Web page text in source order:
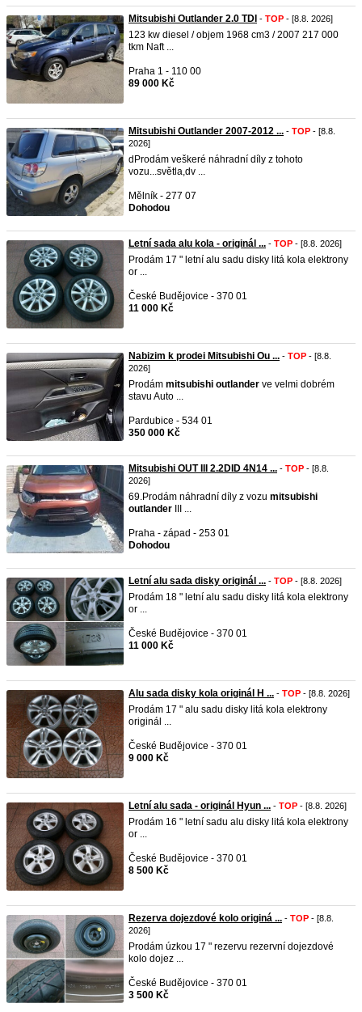
Mitsubishi Outlander 2.0 TDI - TOP - [8.8. 2026]
123 kw diesel / objem 1968 cm3 / 2007 217 000
tkm Naft ...
Praha 1 - 110 00
89 000 Kč
Mitsubishi Outlander 2007-2012 ... - TOP - [8.8.
2026]
dProdám veškeré náhradní díly z tohoto
vozu...světla,dv ...
Mělník - 277 07
Dohodou
Letní sada alu kola - originál ... - TOP - [8.8. 2026]
Prodám 17 " letní alu sadu disky litá kola elektrony
or ...
České Budějovice - 370 01
11 000 Kč
Nabizim k prodei Mitsubishi Ou ... - TOP - [8.8.
2026]
Prodám mitsubishi outlander ve velmi dobrém
stavu Auto ...
Pardubice - 534 01
350 000 Kč
Mitsubishi OUT III 2.2DID 4N14 ... - TOP - [8.8.
2026]
69.Prodám náhradní díly z vozu mitsubishi
outlander III ...
Praha - západ - 253 01
Dohodou
Letní alu sada disky originál ... - TOP - [8.8. 2026]
Prodám 18 " letní alu sadu disky litá kola elektrony
or ...
České Budějovice - 370 01
11 000 Kč
Alu sada disky kola originál H ... - TOP - [8.8. 2026]
Prodám 17 " alu sadu disky litá kola elektrony
originál ...
České Budějovice - 370 01
9 000 Kč
Letní alu sada - originál Hyun ... - TOP - [8.8. 2026]
Prodám 16 " letní sadu alu disky litá kola elektrony
or ...
České Budějovice - 370 01
8 500 Kč
Rezerva dojezdové kolo originá ... - TOP - [8.8.
2026]
Prodám úzkou 17 " rezervu rezervní dojezdové
kolo dojez ...
České Budějovice - 370 01
3 500 Kč